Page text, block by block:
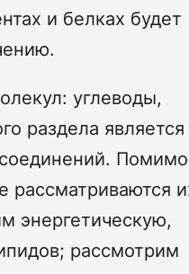
и белках будет
углеводы,
раздела является
соединений. Помимо
рассматриваются
энергетическую,
рассмотрим